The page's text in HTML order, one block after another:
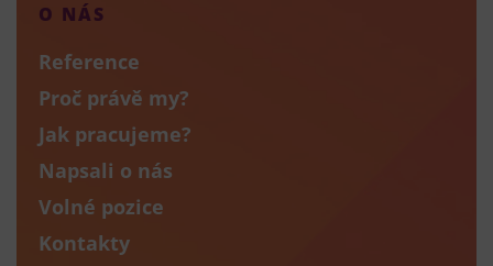
O NÁS
Reference
Proč právě my?
Jak pracujeme?
Napsali o nás
Volné pozice
Kontakty